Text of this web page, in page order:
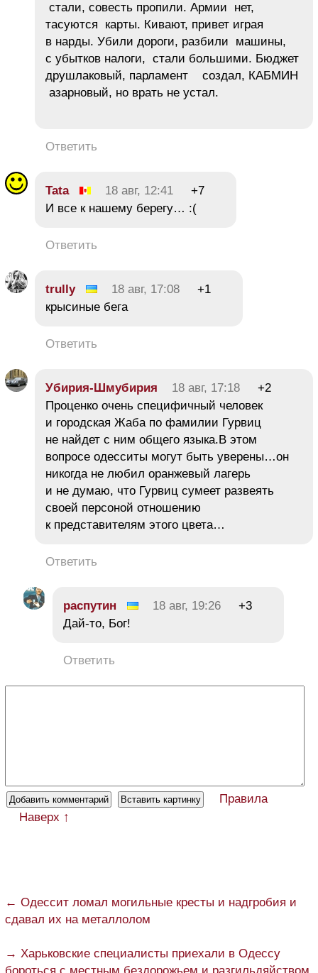
стали, совесть пропили. Армии нет,
тасуются карты. Кивают, привет играя
в нарды. Убили дороги, разбили машины,
с убытков налоги, стали большими. Бюджет
друшлаковый, парламент создал, КАБМИН
азарновый, но врать не устал.
Ответить
Tata 18 авг, 12:41
+7
И все к нашему берегу… :(
Ответить
trully 18 авг, 17:08
+1
крысиные бега
Ответить
Убирия-Шмубирия 18 авг, 17:18
+2
Проценко очень специфичный человек
и городская Жаба по фамилии Гурвиц
не найдет с ним общего языка.В этом
вопросе одесситы могут быть уверены…он
никогда не любил оранжевый лагерь
и не думаю, что Гурвиц сумеет развеять
своей персоной отношению
к представителям этого цвета…
Ответить
распутин 18 авг, 19:26
+3
Дай-то, Бог!
Ответить
Правила
Наверх ↑
← Одессит ломал могильные кресты и надгробия и
сдавал их на металлолом
→ Харьковские специалисты приехали в Одессу